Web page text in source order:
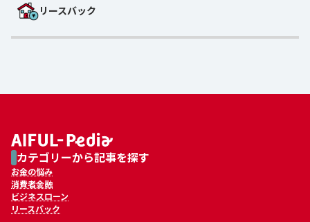
リースバック
カテゴリーから記事を探す
お金の悩み
消費者金融
ビジネスローン
リースバック